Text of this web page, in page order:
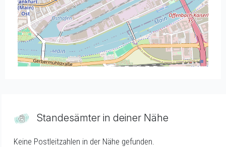
Standesämter in deiner Nähe
Keine Postleitzahlen in der Nähe gefunden.